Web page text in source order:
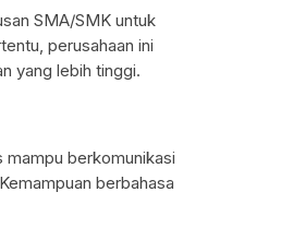
SMA/SMK untuk
perusahaan ini
yang lebih tinggi.
mampu berkomunikasi
berbahasa